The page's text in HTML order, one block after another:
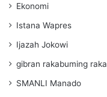
Ekonomi
Istana Wapres
Ijazah Jokowi
gibran rakabuming raka
SMANLI Manado